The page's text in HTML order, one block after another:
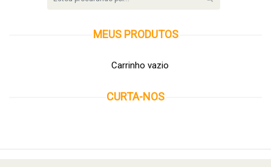
MEUS PRODUTOS
Carrinho vazio
CURTA-NOS